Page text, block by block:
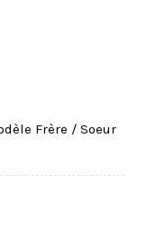
Frère / Soeur